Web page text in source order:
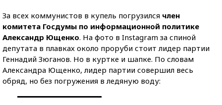
За всех коммунистов в купель погрузился член
комитета Госдумы по информационной политике
Александр Ющенко. На фото в Instagram за спиной
депутата в плавках около проруби стоит лидер партии
Геннадий Зюганов. Но в куртке и шапке. По словам
Александра Ющенко, лидер партии совершил весь
обряд, но без погружения в ледяную воду: